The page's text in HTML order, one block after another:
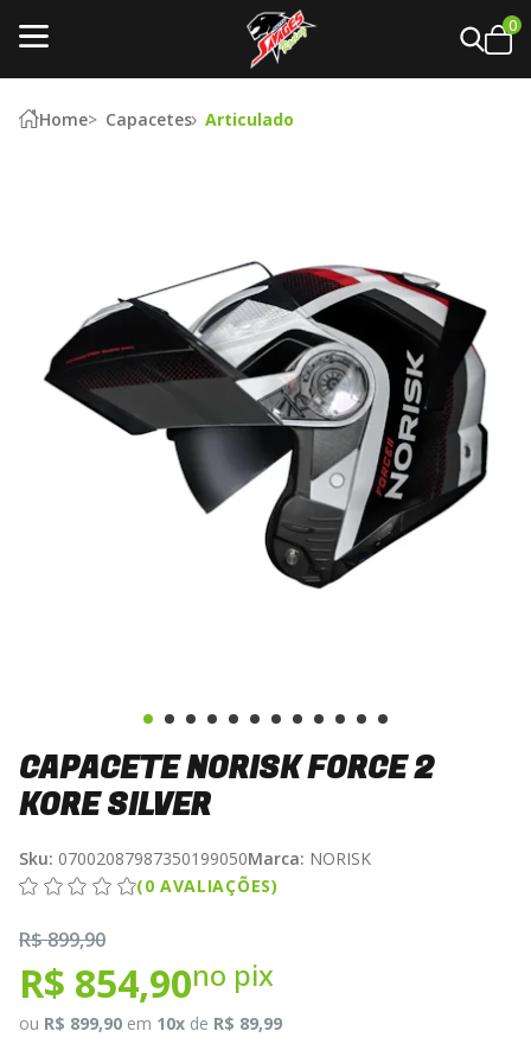
0
Home Capacetes Articulado
CAPACETE NORISK FORCE 2
KORE SILVER
Sku: 07002087987350199050Marca: NORISK
(0 AVALIAÇÕES)
R$ 899,90
R$ 854,90no pix
ou R$ 899,90 em 10x de R$ 89,99